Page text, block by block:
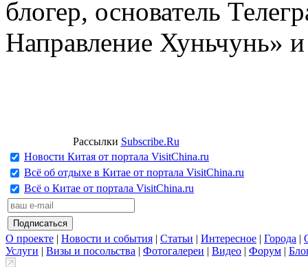
блогер, основатель
Направление Хуньчунь»
Рассылки Subscribe.Ru
Новости Китая от портала VisitChina.ru
Всё об отдыхе в Китае от портала VisitChina.ru
Всё о Китае от портала VisitChina.ru
О проекте | Новости и события | Статьи | Интересное | Города |
Услуги | Визы и посольства | Фотогалереи | Видео | Форум |